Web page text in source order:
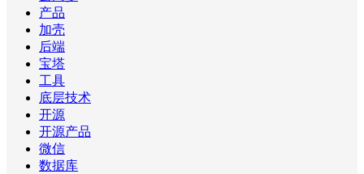
产品
加壳
后端
宝塔
工具
底层技术
开源
开源产品
微信
数据库